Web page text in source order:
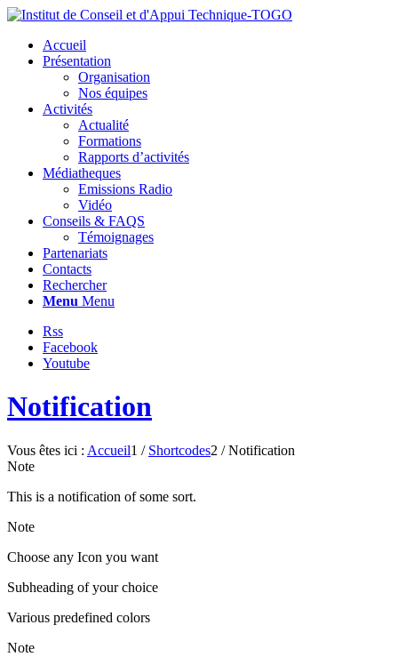
Accueil
Présentation
Organisation
Nos équipes
Activités
Actualité
Formations
Rapports d’activités
Médiatheques
Emissions Radio
Vidéo
Conseils & FAQS
Témoignages
Partenariats
Contacts
Rechercher
Menu Menu
Rss
Facebook
Youtube
Notification
Vous êtes ici : Accueil1 / Shortcodes2 / Notification
Note
This is a notification of some sort.
Note
Choose any Icon you want
Subheading of your choice
Various predefined colors
Note